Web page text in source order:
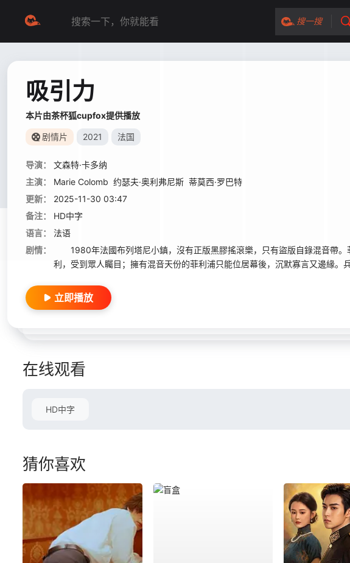
搜一搜
吸引力
本片由茶杯狐cupfox提供播放
剧情片 2021 法国
导演：
文森特·卡多纳
主演：
Marie Colomb 约瑟夫·奥利弗尼斯 蒂莫西·罗巴特
更新：
2025-11-30 03:47
备注：
HD中字
语言：
法语
剧情：
1980年法國布列塔尼小鎮，沒有正版黑膠搖滾樂，只有盜版自錄混音帶。
利，受到眾人矚目；擁有混音天份的菲利浦只能位居幕後，沉默寡言又邊緣。
立即播放
在线观看
HD中字
猜你喜欢